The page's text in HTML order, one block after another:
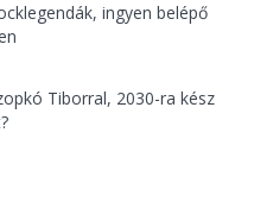
ingyen belépő
Tiborral, 2030-ra kész